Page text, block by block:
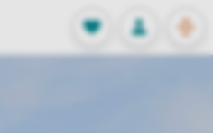
FAVORIETEN
Opgeslagen
INLOGGEN